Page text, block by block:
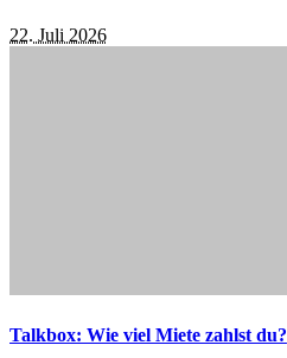
22. Juli 2026
Talkbox: Wie viel Miete zahlst du?